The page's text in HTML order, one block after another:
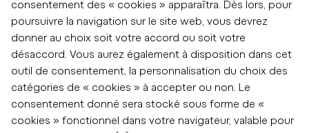
consentement des « cookies » apparaîtra. Dès lors, pour
poursuivre la navigation sur le site web, vous devrez
donner au choix soit votre accord ou soit votre
désaccord. Vous aurez également à disposition dans cet
outil de consentement, la personnalisation du choix des
catégories de « cookies » à accepter ou non. Le
consentement donné sera stocké sous forme de «
cookies » fonctionnel dans votre navigateur, valable pour